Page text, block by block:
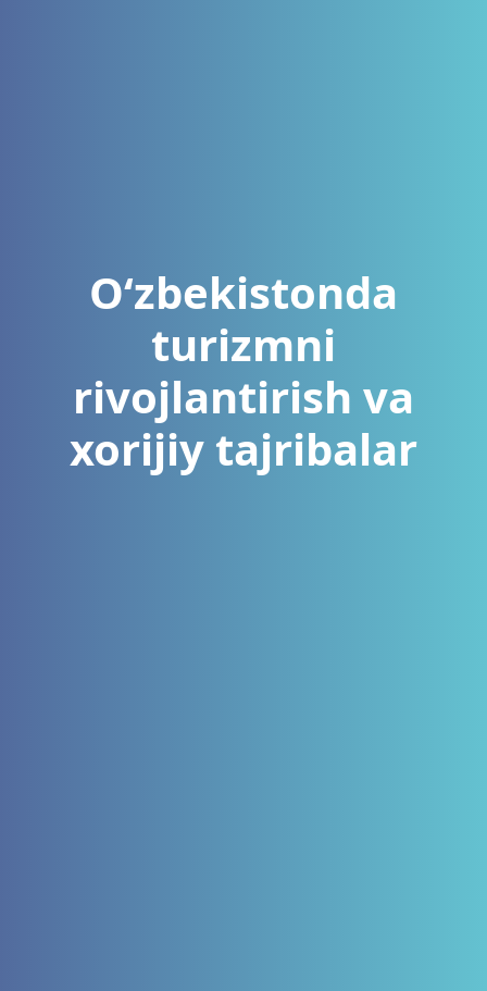
Oʻzbekistonda
turizmni
rivojlantirish va
xorijiy tajribalar